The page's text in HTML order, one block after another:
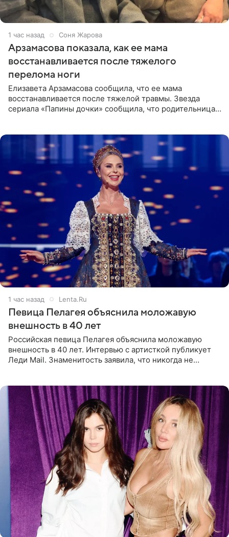
1 час назад Соня Жарова
Арзамасова показала, как ее мама
восстанавливается после тяжелого
перелома ноги
Елизавета Арзамасова сообщила, что ее мама
восстанавливается после тяжелой травмы. Звезда
сериала «Папины дочки» сообщила, что родительница
1 час назад Lenta.Ru
Певица Пелагея объяснила моложавую
внешность в 40 лет
Российская певица Пелагея объяснила моложавую
внешность в 40 лет. Интервью с артисткой публикует
Леди Mail. Знаменитость заявила, что никогда не